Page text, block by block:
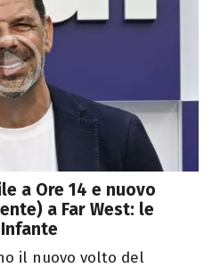
a Ore 14 e nuovo
a Far West: le
il nuovo volto del